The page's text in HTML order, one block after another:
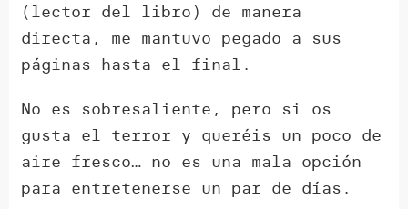
(lector del libro) de manera
directa, me mantuvo pegado a sus
páginas hasta el final.
No es sobresaliente, pero si os
gusta el terror y queréis un poco de
aire fresco… no es una mala opción
para entretenerse un par de días.